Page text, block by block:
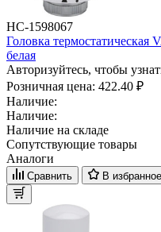
НС-1598067
Головка
белая
Авторизуйтесь, чтобы
Розничная цена: 422.40 ₽
Наличие:
Наличие:
Наличие на складе
Сопутствующие товары
Аналоги
Сравнить В избранное